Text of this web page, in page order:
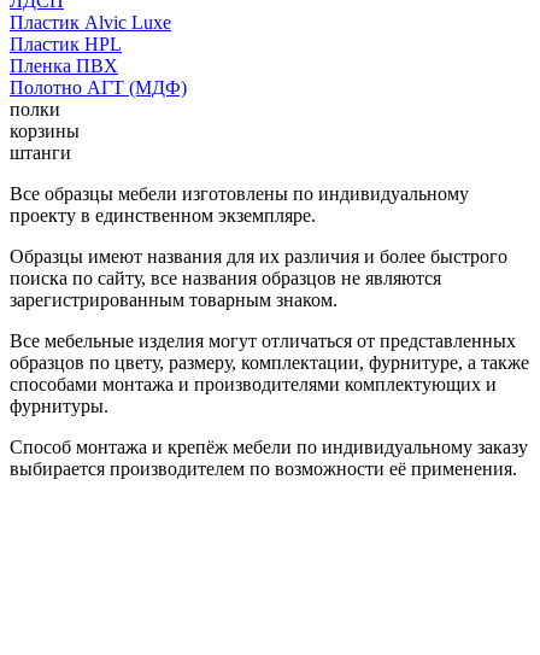
Пластик Alvic Luxe
Пластик HPL
Пленка ПВХ
Полотно АГТ (МДФ)
полки
корзины
штанги
Все образцы мебели изготовлены по индивидуальному
проекту в единственном экземпляре.
Образцы имеют названия для их различия и более быстрого
поиска по сайту, все названия образцов не являются
зарегистрированным товарным знаком.
Все мебельные изделия могут отличаться от представленных
образцов по цвету, размеру, комплектации, фурнитуре, а также
способами монтажа и производителями комплектующих и
фурнитуры.
Способ монтажа и крепёж мебели по индивидуальному заказу
выбирается производителем по возможности её применения.